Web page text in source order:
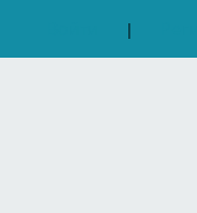
|